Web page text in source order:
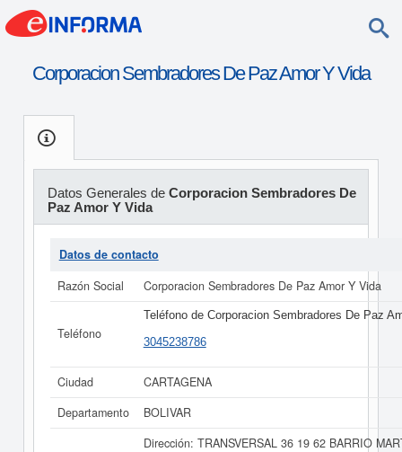
Corporacion Sembradores De Paz Amor Y Vida
Datos Generales de Corporacion Sembradores De
Paz Amor Y Vida
Datos de contacto
Razón Social
Corporacion Sembradores De Paz Amor Y Vida
Teléfono
Teléfono de Corporacion Sembradores De Paz
3045238786
Ciudad
CARTAGENA
Departamento
BOLIVAR
Dirección: TRANSVERSAL 36 19 62 BARRIO